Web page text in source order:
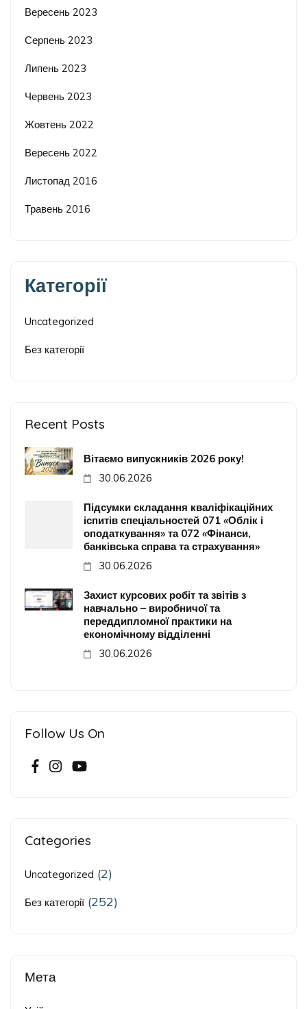
Вересень 2023
Серпень 2023
Липень 2023
Червень 2023
Жовтень 2022
Вересень 2022
Листопад 2016
Травень 2016
Категорії
Uncategorized
Без категорії
Recent Posts
Вітаємо випускників 2026 року!
30.06.2026
Підсумки складання кваліфікаційних
іспитів спеціальностей 071 «Облік і
оподаткування» та 072 «Фінанси,
банківська справа та страхування»
30.06.2026
Захист курсових робіт та звітів з
навчально – виробничої та
переддипломної практики на
економічному відділенні
30.06.2026
Follow Us On
Categories
Uncategorized (2)
Без категорії (252)
Мета